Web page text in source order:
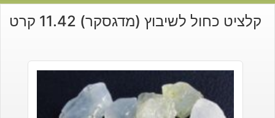
קלציט כחול לשיבוץ (מדגסקר) 11.42 קרט